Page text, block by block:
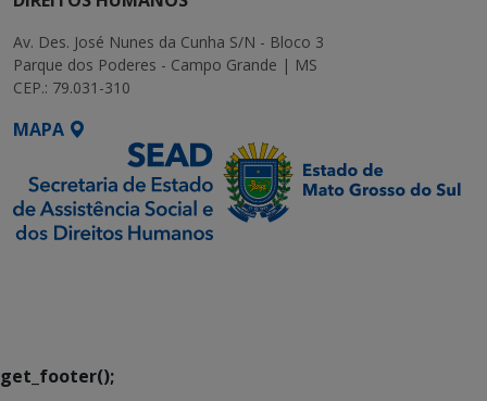
Av. Des. José Nunes da Cunha S/N - Bloco 3
Parque dos Poderes - Campo Grande | MS
CEP.: 79.031-310
MAPA
get_footer();